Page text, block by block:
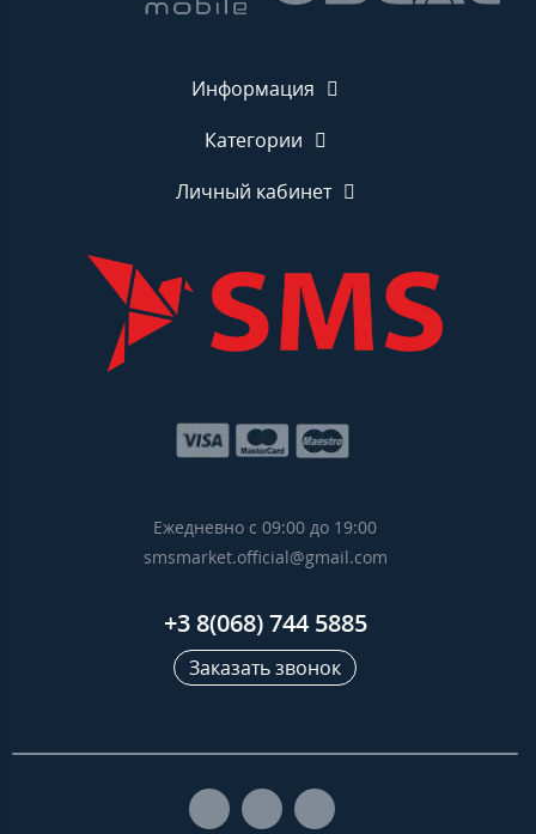
Информация
Категории
Личный кабинет
Ежедневно с 09:00 до 19:00
smsmarket.official@gmail.com
+3 8(068) 744 5885
Заказать звонок